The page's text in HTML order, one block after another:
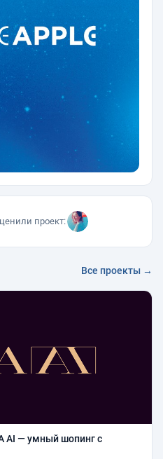
проект:
Все проекты →
AI — умный шопинг с